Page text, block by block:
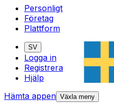
Personligt
Företag
Plattform
SV
Logga in
Registrera
Hjälp
Hämta appen Växla meny